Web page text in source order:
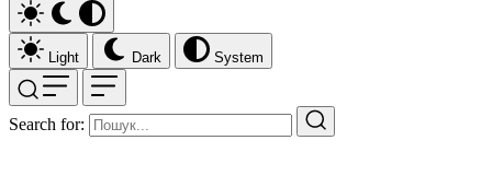
Light Dark System
Search for: